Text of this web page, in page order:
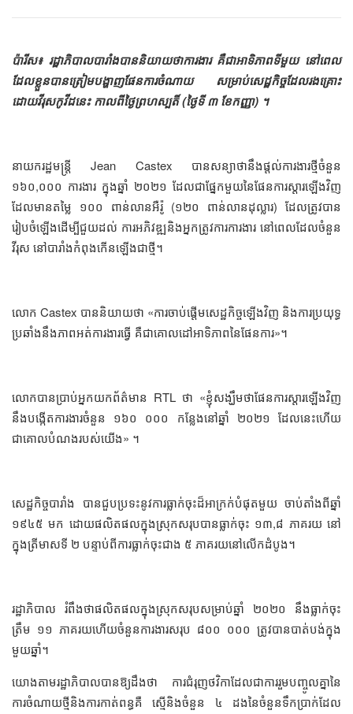
ប៉ារីស៖ រដ្ឋាភិបាលបារាំងបាននិយាយថាការងារ គឺជាអាទិភាពទីមួយ នៅពេល
ដែលខ្លួនបានត្រៀមបង្ហាញផែនការចំណាយ សម្រាប់សេដ្ឋកិច្ចដែលរងគ្រោះ
ដោយវីរុសកូវីដនេះ កាលពីថ្ងៃព្រហស្បតិ៍ (ថ្ងៃទី ៣ ខែកញ្ញា) ។
នាយករដ្ឋមន្រ្តី Jean Castex បានសន្យាថានឹងផ្តល់ការងារថ្មីចំនួន
១៦០,០០០ ការងារ ក្នុងឆ្នាំ ២០២១ ដែលជាផ្នែកមួយនៃផែនការស្តារឡើងវិញ
ដែលមានតម្លៃ ១០០ ពាន់លានអឺរ៉ូ (១២០ ពាន់លានដុល្លារ) ដែលត្រូវបាន
រៀបចំឡើងដើម្បីជួយដល់ ការអភិវឌ្ឍនិងអ្នកត្រូវការការងារ នៅពេលដែលចំនួន
វីរុស នៅបារាំងកំពុងកើនឡើងជាថ្មី។
លោក Castex បាននិយាយថា «ការចាប់ផ្តើមសេដ្ឋកិច្ចឡើងវិញ និងការប្រយុទ្ធ
ប្រឆាំងនឹងភាពអត់ការងារធ្វើ គឺជាគោលដៅអាទិភាពនៃផែនការ»។
លោកបានប្រាប់អ្នកយកព័ត៌មាន RTL ថា «ខ្ញុំសង្ឃឹមថាផែនការស្តារឡើងវិញ
នឹងបង្កើតការងារចំនួន ១៦០​ ០០០ កន្លែងនៅឆ្នាំ ២០២១ ដែលនេះហើយ
ជាគោលបំណងរបស់យើង» ។
សេដ្ឋកិច្ចបារាំង បានជួបប្រទះនូវការធ្លាក់ចុះដ៏អាក្រក់បំផុតមួយ ចាប់តាំងពីឆ្នាំ
១៩៤៥ មក ដោយផលិតផលក្នុងស្រុកសរុបបានធ្លាក់ចុះ ១៣,៨ ភាគរយ នៅ
ក្នុងត្រីមាសទី ២ បន្ទាប់ពីការធ្លាក់ចុះជាង ៥ ភាគរយនៅលើកដំបូង។
រដ្ឋាភិបាល រំពឹងថាផលិតផលក្នុងស្រុកសរុបសម្រាប់ឆ្នាំ ២០២០ នឹងធ្លាក់ចុះ
ត្រឹម ១១ ភាគរយហើយចំនួនការងារសរុប ៨០០ ០០០ ត្រូវបានបាត់បង់ក្នុង
មួយឆ្នាំ។
យោងតាមរដ្ឋាភិបាលបានឱ្យដឹងថា ការជំរុញថវិកាដែលជាការរួមបញ្ចូលគ្នានៃ
ការចំណាយថ្មីនិងការកាត់ពន្ធគឺ ស្មើនិងចំនួន ៤ ដងនៃចំនួនទឹកប្រាក់ដែល